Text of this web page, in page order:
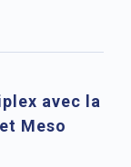
avec la
Meso